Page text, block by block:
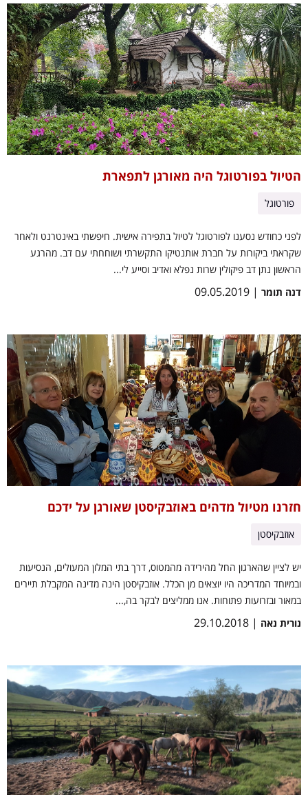
הטיול בפורטוגל היה מאורגן לתפארת
פורטוגל
לפני כחודש נסענו לפורטוגל לטיול בתפירה אישית. חיפשתי באינטרנט ולאחר
שקראתי ביקורות על חברת אותנטיקו התקשרתי ושוחחתי עם דב. מהרגע
הראשון נתן דב פיקולין שרות נפלא ואדיב וסייע לי...
דנה תומר | 09.05.2019
חזרנו מטיול מדהים באוזבקיסטן שאורגן על ידכם
אוזבקיסטן
יש לציין שהארגון החל מהירידה מהמטוס, דרך בתי המלון המעולים, הנסיעות
ובמיוחד המדריכה היו יוצאים מן הכלל. אוזבקיסטן הינה מדינה המקבלת תיירים
במאור ובזרועות פתוחות. אנו ממליצים לבקר בה,...
נורית נאה | 29.10.2018